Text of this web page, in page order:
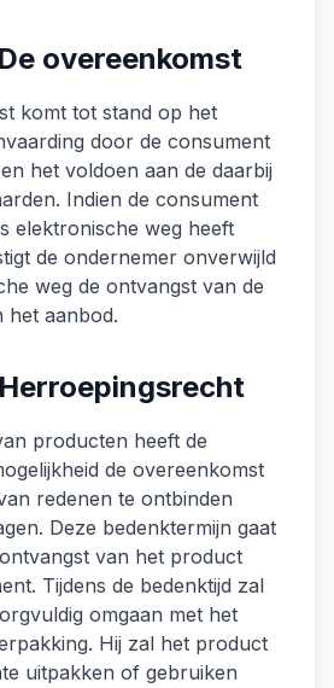
overeenkomst
komt tot stand op het
door de consument
het voldoen aan de daarbij
Indien de consument
elektronische weg heeft
de ondernemer onverwijld
weg de ontvangst van de
het aanbod.
producten heeft de
de overeenkomst
redenen te ontbinden
Deze bedenktermijn gaat
van het product
Tijdens de bedenktijd zal
omgaan met het
Hij zal het product
uitpakken of gebruiken